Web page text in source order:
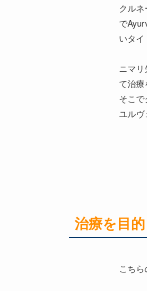
クル
で
いタイ
ニマ
て治療
そこ
ユルヴ
治療を目
こち